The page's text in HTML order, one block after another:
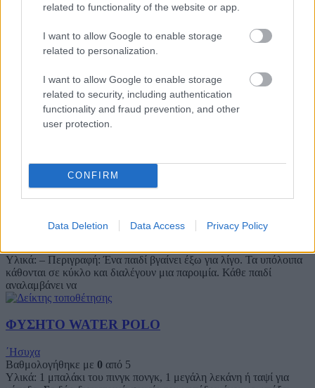
related to functionality of the website or app.
I want to allow Google to enable storage
related to personalization.
I want to allow Google to enable storage
related to security, including authentication
functionality and fraud prevention, and other
user protection.
CONFIRM
Data Deletion Data Access Privacy Policy
Υλικά : – Περιγραφή: Όλοι είναι γονατιστοί, ακουμπούν τα δυο
τους χέρια στο έδαφος και περνούν το αριστερό τους χέρι
ΤΟ ΣΑΚΙΔΙΟ
παιδί, 1 κιμωλία Περιγραφή: Στο έδαφος έχουμε σχεδιάσει με
Υλικά: – Περιγραφή: Ένα παιδί βγαίνει έξω για λίγο. Τα υπόλοιπα
κάθονται σε κύκλο και διαλέγουν μια παροιμία. Κάθε παιδί
αναλαμβάνει να
ΦΥΣΗΤΟ WATER POLO
΄Ησυχα
Βαθμολογήθηκε με 0 από 5
Υλικά: 1 μπαλάκι του πινγκ πονγκ, 1 μεγάλη λεκάνη ή ταψί για